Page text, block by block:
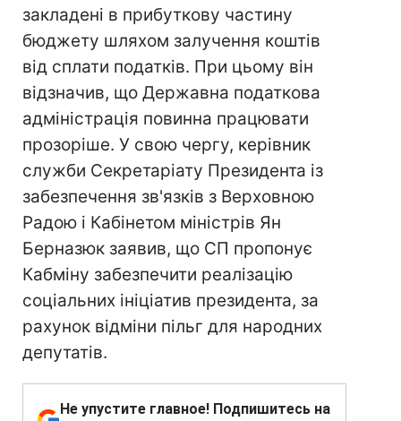
закладені в прибуткову частину
бюджету шляхом залучення коштів
від сплати податків. При цьому він
відзначив, що Державна податкова
адміністрація повинна працювати
прозоріше. У свою чергу, керівник
служби Секретаріату Президента із
забезпечення зв'язків з Верховною
Радою і Кабінетом міністрів Ян
Берназюк заявив, що СП пропонує
Кабміну забезпечити реалізацію
соціальних ініціатив президента, за
рахунок відміни пільг для народних
депутатів.
Не упустите главное! Подпишитесь на